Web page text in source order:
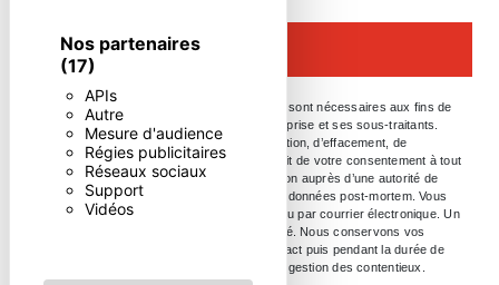
Nos partenaires
(17)
APIs
Autre
Mesure d'audience
Régies publicitaires
Réseaux sociaux
Support
Vidéos
** Les données personnelles communiquées sont nécessaires aux fins de
vous contacter. Elles sont destinées à l'entreprise et ses sous-traitants.
Vous disposez de droits d’accès, de rectification, d’effacement, de
portabilité, de limitation, d’opposition, de retrait de votre consentement à tout
moment et du droit d’introduire une réclamation auprès d’une autorité de
contrôle, ainsi que d’organiser le sort de vos données post-mortem. Vous
pouvez exercer ces droits par voie postale ou par courrier électronique. Un
justificatif d'identité pourra vous être demandé. Nous conservons vos
données pendant la période de prise de contact puis pendant la durée de
prescription légale aux fins probatoires et de gestion des contentieux.